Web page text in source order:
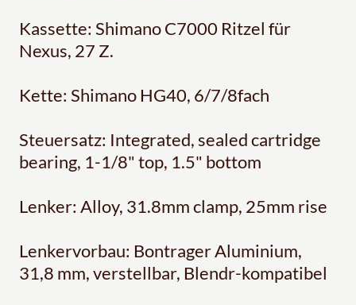
Kassette: Shimano C7000 Ritzel für
Nexus, 27 Z.
Kette: Shimano HG40, 6/7/8fach
Steuersatz: Integrated, sealed cartridge
bearing, 1-1/8" top, 1.5" bottom
Lenker: Alloy, 31.8mm clamp, 25mm rise
Lenkervorbau: Bontrager Aluminium,
31,8 mm, verstellbar, Blendr-kompatibel